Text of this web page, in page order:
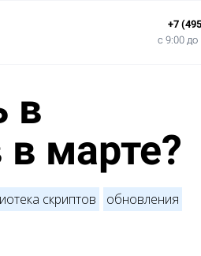
+7
c 9:00
в
марте?
скриптов обновления